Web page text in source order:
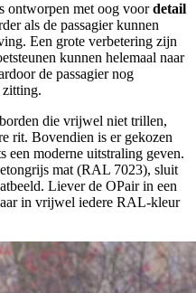
ontworpen met oog voordetail
als de passagier kunnen
Een grote verbetering zijn
kunnen helemaal naar
de passagier nog
zitting.
die vrijwel niet trillen,
rit. Bovendien is er gekozen
een moderne uitstraling geven.
mat (RAL 7023), sluit
Liever de OPair in een
in vrijwel iedere RAL-kleur